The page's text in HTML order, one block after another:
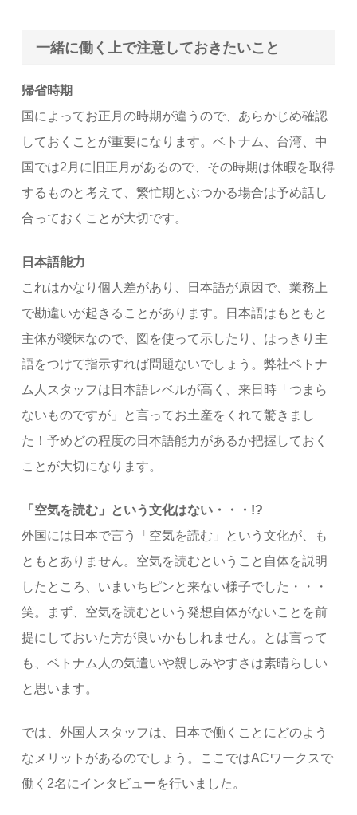
一緒に働く上で注意しておきたいこと
帰省時期
国によってお正月の時期が違うので、あらかじめ確認
しておくことが重要になります。ベトナム、台湾、中
国では2月に旧正月があるので、その時期は休暇を取得
するものと考えて、繁忙期とぶつかる場合は予め話し
合っておくことが大切です。
日本語能力
これはかなり個人差があり、日本語が原因で、業務上
で勘違いが起きることがあります。日本語はもともと
主体が曖昧なので、図を使って示したり、はっきり主
語をつけて指示すれば問題ないでしょう。弊社ベトナ
ム人スタッフは日本語レベルが高く、来日時「つまら
ないものですが」と言ってお土産をくれて驚きまし
た！予めどの程度の日本語能力があるか把握しておく
ことが大切になります。
「空気を読む」という文化はない・・・!?
外国には日本で言う「空気を読む」という文化が、も
ともとありません。空気を読むということ自体を説明
したところ、いまいちピンと来ない様子でした・・・
笑。まず、空気を読むという発想自体がないことを前
提にしておいた方が良いかもしれません。とは言って
も、ベトナム人の気遣いや親しみやすさは素晴らしい
と思います。
では、外国人スタッフは、日本で働くことにどのよう
なメリットがあるのでしょう。ここではACワークスで
働く2名にインタビューを行いました。